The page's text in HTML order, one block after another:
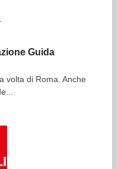
Guida
volta di Roma. Anche